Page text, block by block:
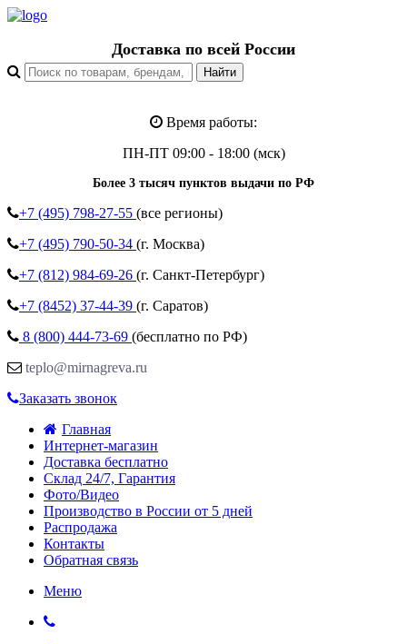
Доставка по всей России
Время работы:
ПН-ПТ 09:00 - 18:00 (мск)
Более 3 тысяч пунктов выдачи по РФ
+7 (495) 798-27-55 (все регионы)
+7 (495) 790-50-34 (г. Москва)
+7 (812) 984-69-26 (г. Санкт-Петербург)
+7 (8452) 37-44-39 (г. Саратов)
8 (800) 444-73-69 (бесплатно по РФ)
teplo@mirnagreva.ru
Заказать звонок
Главная
Интернет-магазин
Доставка бесплатно
Склад 24/7, Гарантия
Фото/Видео
Производство в России от 5 дней
Распродажа
Контакты
Обратная связь
Меню